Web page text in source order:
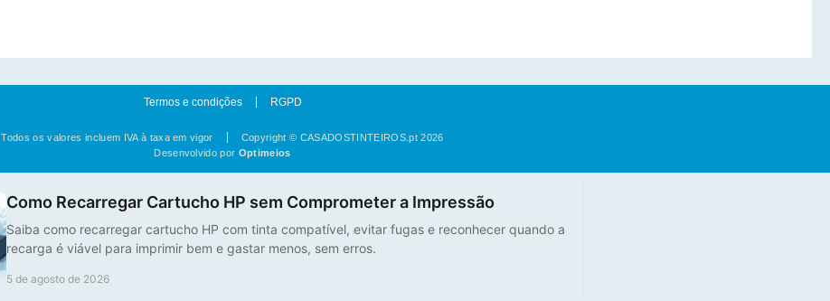
Termos e condições RGPD
Todos os valores incluem IVA à taxa em vigor
Copyright © CASADOSTINTEIROS.pt 2026
Desenvolvido por Optimeios
Como Recarregar Cartucho HP sem Comprometer a Impressão
Saiba como recarregar cartucho HP com tinta compatível, evitar fugas e reconhecer quando a
recarga é viável para imprimir bem e gastar menos, sem erros.
5 de agosto de 2026